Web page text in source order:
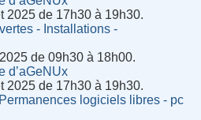
2025 de 17h30 à 19h30.
- Installations -
de 09h30 à 18h00.
d’aGeNUx
2025 de 17h30 à 19h30.
Permanences logiciels libres - pc